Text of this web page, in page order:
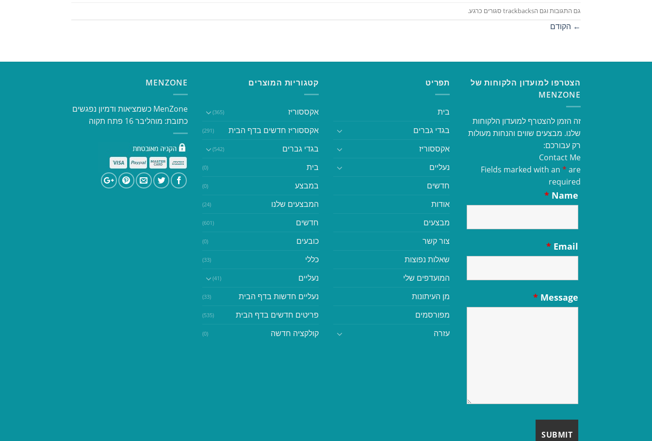
גם התגובות וגם הtrackbacks סגורים כרגע.
← הקודם
הצטרפו למועדון הלקוחות של
MENZONE
זה הזמן להצטרף למועדון הלקוחות
שלנו. מבצעים שווים והנחות מעולות
רק עבורכם:
Contact Me
Fields marked with an * are
required
Name
*
Email
*
Message
*
תפריט
בית
בגדי גברים
אקססוריז
נעליים
חדשים
אודות
מבצעים
צור קשר
שאלות נפוצות
המועדפים שלי
מן העיתונות
מפורסמים
עזרה
קטגוריות המוצרים
אקססוריז (365)
אקססוריז חדשים בדף הבית (291)
בגדי גברים (542)
בית (0)
במבצע (0)
המבצעים שלנו (24)
חדשים (601)
כובעים (0)
כללי (33)
נעליים (41)
נעליים חדשות בדף הבית (33)
פריטים חדשים בדף הבית (535)
קולקציה חדשה (0)
MENZONE
​​MenZone כשמציאות ודמיון נפגשים​
כתובת: מוהליבר 16 פתח תקוה